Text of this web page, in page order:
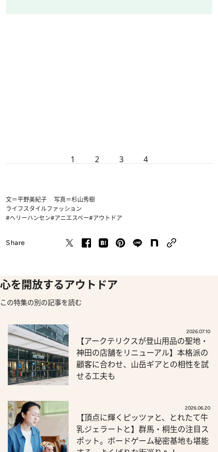
1 2 3 4
文＝平野美紀子 写真＝杉山秀樹
ライフスタイルファッション
#ヘリーハンセン#アニエスベー#アウトドア
Share
心を開放するアウトドア
この特集の別の記事を読む
2026.07.10
【アークテリクスが登山用品の聖地・
神田の店舗をリニューアル】本格派の
顧客に合わせ、山岳ギアとの相性を試
せる工夫も
2026.06.20
【頂点に輝くピッツァと、とれたて牛
乳ジェラートと】群馬・桐生の注目ス
ポット。ボードゲーム秘密基地も堪能